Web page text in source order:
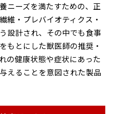
ニーズを満たすための、正
維・プレバイオティクス・
設計され、その中でも食事
もとにした獣医師の推奨・
の健康状態や症状にあった
えることを意図された製品